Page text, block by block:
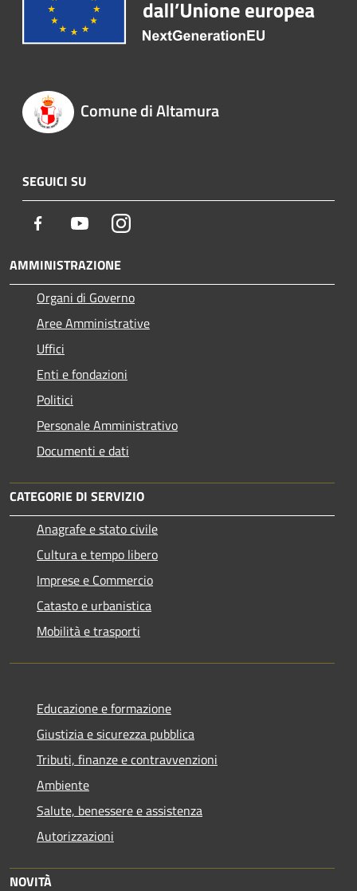
Comune di Altamura
SEGUICI SU
Facebook YoutubeInstagram
AMMINISTRAZIONE
Organi di Governo
Aree Amministrative
Uffici
Enti e fondazioni
Politici
Personale Amministrativo
Documenti e dati
CATEGORIE DI SERVIZIO
Anagrafe e stato civile
Cultura e tempo libero
Imprese e Commercio
Catasto e urbanistica
Mobilità e trasporti
Educazione e formazione
Giustizia e sicurezza pubblica
Tributi, finanze e contravvenzioni
Ambiente
Salute, benessere e assistenza
Autorizzazioni
NOVITÀ